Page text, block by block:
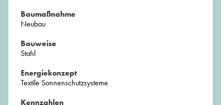
Baumaßnahme
Neubau
Bauweise
Stahl
Energiekonzept
Textile Sonnenschutzsysteme
Kennzahlen